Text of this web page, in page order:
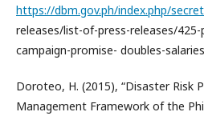
https://dbm.gov.ph/index.php/
releases/list-of-press-releases/
campaign-promise- doubles-
Doroteo, H. (2015), “Disaster Risk
Management Framework of the